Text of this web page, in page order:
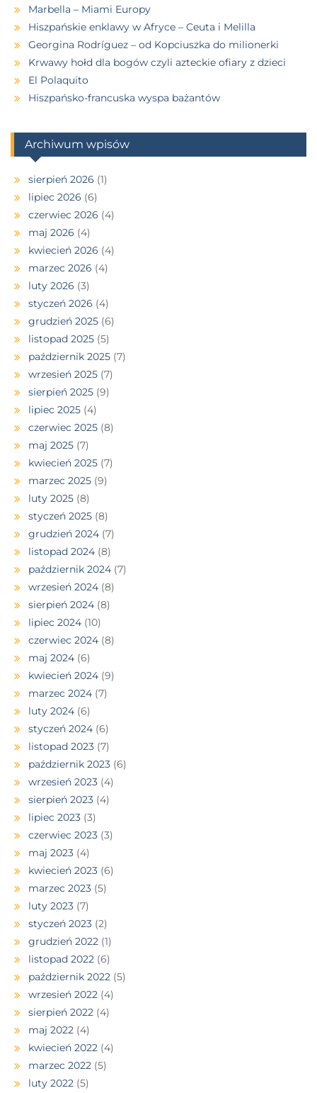
Marbella – Miami Europy
Hiszpańskie enklawy w Afryce – Ceuta i Melilla
Georgina Rodríguez – od Kopciuszka do milionerki
Krwawy hołd dla bogów czyli azteckie ofiary z dzieci
El Polaquito
Hiszpańsko-francuska wyspa bażantów
Archiwum wpisów
sierpień 2026 (1)
lipiec 2026 (6)
czerwiec 2026 (4)
maj 2026 (4)
kwiecień 2026 (4)
marzec 2026 (4)
luty 2026 (3)
styczeń 2026 (4)
grudzień 2025 (6)
listopad 2025 (5)
październik 2025 (7)
wrzesień 2025 (7)
sierpień 2025 (9)
lipiec 2025 (4)
czerwiec 2025 (8)
maj 2025 (7)
kwiecień 2025 (7)
marzec 2025 (9)
luty 2025 (8)
styczeń 2025 (8)
grudzień 2024 (7)
listopad 2024 (8)
październik 2024 (7)
wrzesień 2024 (8)
sierpień 2024 (8)
lipiec 2024 (10)
czerwiec 2024 (8)
maj 2024 (6)
kwiecień 2024 (9)
marzec 2024 (7)
luty 2024 (6)
styczeń 2024 (6)
listopad 2023 (7)
październik 2023 (6)
wrzesień 2023 (4)
sierpień 2023 (4)
lipiec 2023 (3)
czerwiec 2023 (3)
maj 2023 (4)
kwiecień 2023 (6)
marzec 2023 (5)
luty 2023 (7)
styczeń 2023 (2)
grudzień 2022 (1)
listopad 2022 (6)
październik 2022 (5)
wrzesień 2022 (4)
sierpień 2022 (4)
maj 2022 (4)
kwiecień 2022 (4)
marzec 2022 (5)
luty 2022 (5)